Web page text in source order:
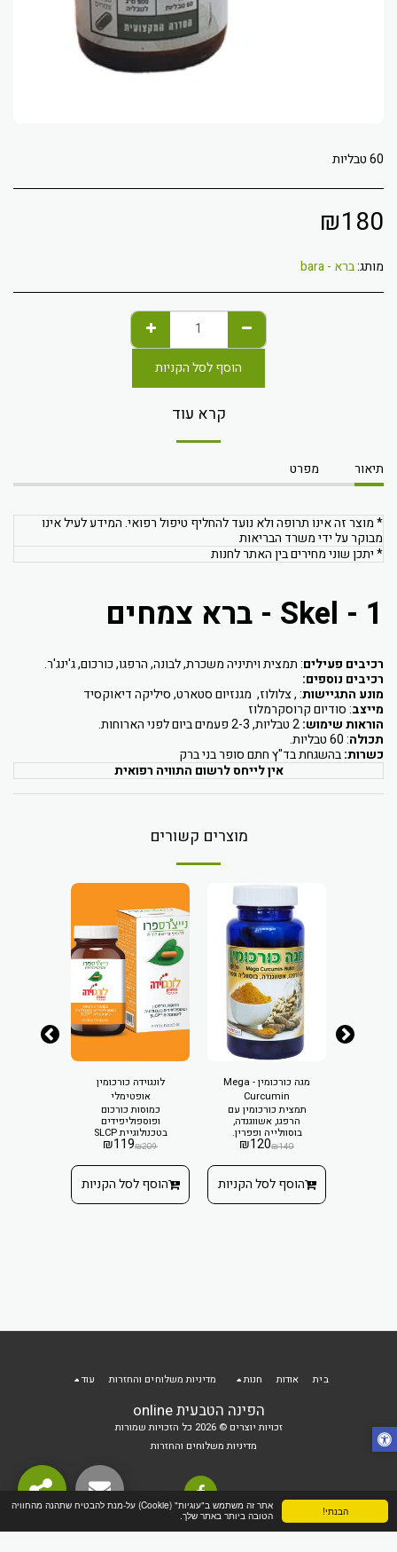
הבנתי!
אתר זה משתמש ב"עוגיות" (Cookie) על-מנת להבטיח שתהנה מהחוויה
הטובה ביותר באתר שלך.
60 טבליות
₪180
מותג:ברא - bara
הוסף לסל הקניות
קרא עוד
תיאור מפרט
* מוצר זה אינו תרופה ולא נועד להחליף טיפול רפואי. המידע לעיל אינו
מבוקר על ידי משרד הבריאות
* יתכן שוני מחירים בין האתר לחנות
Skel - 1 - ברא צמחים
רכיבים פעילים: תמצית ויתיניה משכרת, לבונה, הרפגו, כורכום, ג'ינג'ר.
רכיבים נוספים:
מונע התגיישות: , צלולוז, מגנזיום סטארט, סיליקה דיאוקסיד
מייצב: סודיום קרוסקרמלוז
הוראות שימוש:
תכולה: 60 טבליות.
כשרות:בהשגחת בד"ץ חתם סופר בני ברק
אין לייחס לרשום התוויה רפואית
מוצרים קשורים
מגה כורכומין - Mega
Curcumin
תמצית כורכומין עם
הרפגו, אשווגנדה,
בוסוולייה ופפרין.
₪140
₪120
הוסף לסל הקניות
לונגוידה כורכומין
אופטימלי
כמוסות כורכום
ופוספוליפידים
בטכנולוגיית SLCP
₪209
₪119
הוסף לסל הקניות
הפינה הטבעית online
זכויות יוצרים © 2026 כל הזכויות שמורות
מדיניות משלוחים והחזרות
בית אודות חנות מדיניות משלוחים והחזרות עוד